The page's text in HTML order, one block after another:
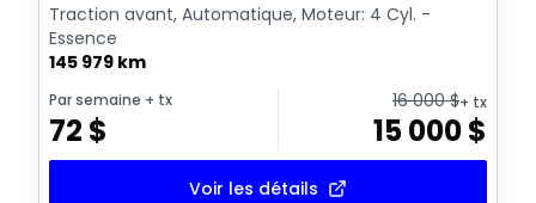
Traction avant, Automatique, Moteur: 4 Cyl. -
Essence
145 979 km
Par semaine + tx
72 $
16 000$+ tx
15 000$
Voir les détails